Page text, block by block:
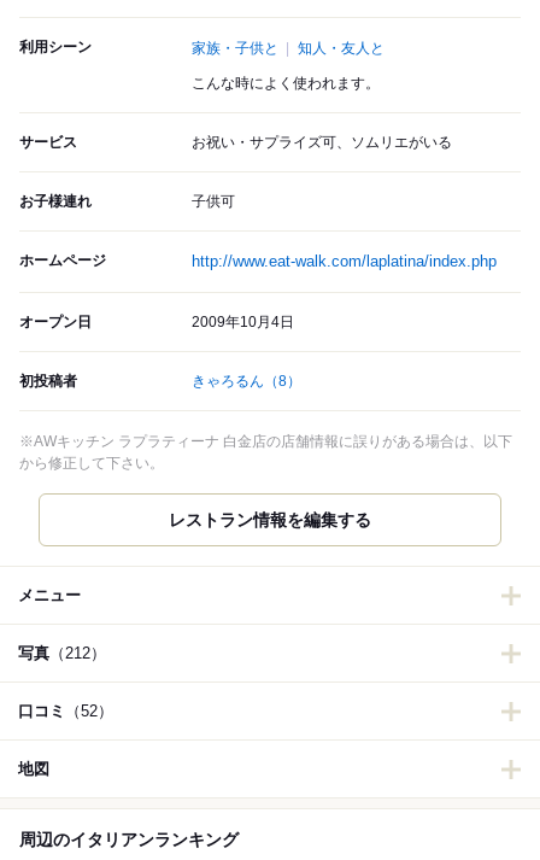
利用シーン 家族・子供と 知人・友人と
こんな時によく使われます。
サービス お祝い・サプライズ可、ソムリエがいる
お子様連れ 子供可
ホームページ http://www.eat-walk.com/laplatina/index.php
オープン日 2009年10月4日
初投稿者 きゃろるん （8）
※AWキッチン ラプラティーナ 白金店の店舗情報に誤りがある場合は、以下
から修正して下さい。
レストラン情報を編集する
メニュー
写真 （212）
口コミ （52）
地図
周辺のイタリアンランキング